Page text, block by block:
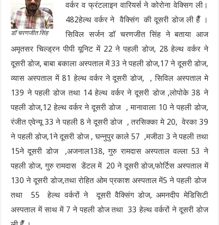
डाॅ चरणजीत सिंह
वर्कर व फ्रंटलाइन वारियर्स ने कोरोना वेक्सिग ली।
482हेल्थ वर्कर ने वैक्सिंग की दूसरी डोज ली हैँ ।
सिविल सर्जन डाॅ चरणजीत सिंह ने बताया आज
अमृतसर चिल्ड्रन पीपी यूनिट में 22 ने पहली डोज, 28 हेल्थ वर्कर ने
दूसरी डोज, बाबा बकाला अस्पताल में 33 ने पहली डोज,17 ने दूसरी डोज,
व्यास अस्पताल में 81 हेल्थ वर्कर ने दूसरी डोज, , सिविल अस्पताल मे
139 ने पहली डोज तथा 14 हेल्थ वर्कर ने दूसरी डोज ,लोपोके 38 ने
पहली डोज,12 हेल्थ वर्कर ने दूसरी डोज , मानावाला 10 ने पहली डोज,
रंजीत एवेन्यू 33 ने पहली 8 ने दूसरी डोज , तरसिक्का मे 20, वेरका 39
ने पहली डोज,1ने दूसरी डोज , घन्नुपुर काले 57 ,मजीठा 3 ने पहली तथा
15ने दूसरी डोज ,अजनाल138, गुरु रामदास अस्पताल वल्ला 53 ने
पहली डोज, गुरु रामदास डेंटल में 20 ने दूसरी डोज,फोर्टिस अस्पताल में
130 ने दूसरी डोज,तथा रोहित ओम प्रकाश अस्पताल में5 ने पहली डोज
तथा 55 हेल्थ वर्करों ने दूसरी वैक्सिंग डोज, अमनदीप मेडिसिटी
अस्पताल में साथ में 7 ने पहली डोज तथा 33 हेल्थ वर्करों ने दूसरी डोज